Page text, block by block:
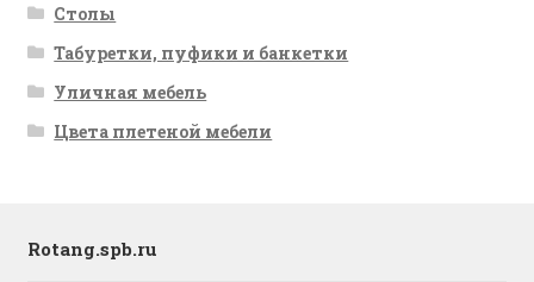
Столы
Табуретки, пуфики и банкетки
Уличная мебель
Цвета плетеной мебели
Rotang.spb.ru